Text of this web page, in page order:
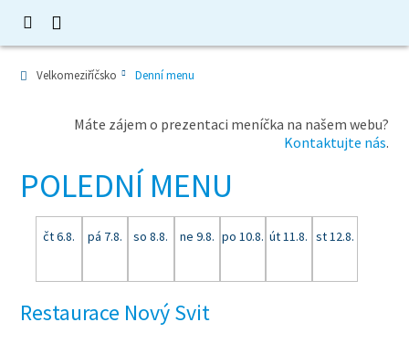
Velkomeziříčsko Denní menu
Máte zájem o prezentaci meníčka na našem webu?
Kontaktujte nás.
POLEDNÍ MENU
čt 6.8. pá 7.8. so 8.8. ne 9.8. po 10.8. út 11.8. st 12.8.
Restaurace Nový Svit